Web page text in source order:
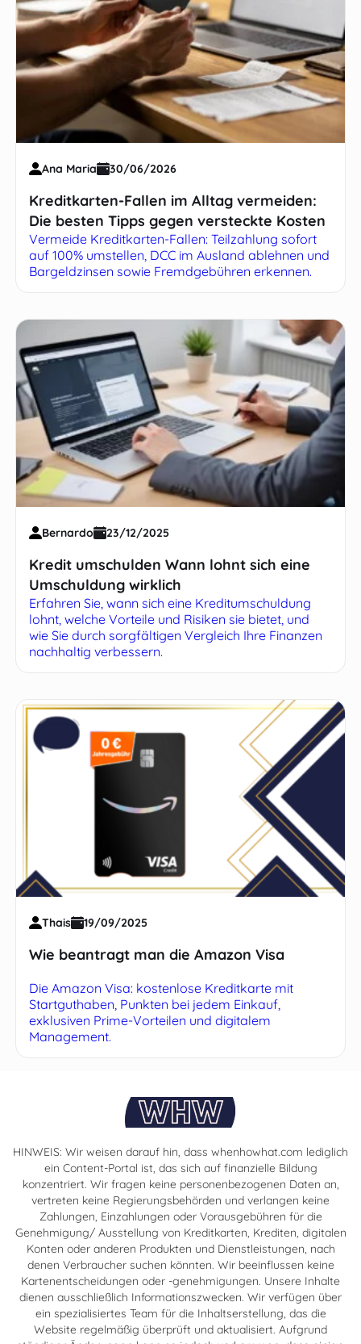
Ana Maria 30/06/2026
Kreditkarten-Fallen im Alltag vermeiden:
Die besten Tipps gegen versteckte Kosten
Vermeide Kreditkarten-Fallen: Teilzahlung sofort
auf 100% umstellen, DCC im Ausland ablehnen und
Bargeldzinsen sowie Fremdgebühren erkennen.
Bernardo 23/12/2025
Kredit umschulden Wann lohnt sich eine
Umschuldung wirklich
Erfahren Sie, wann sich eine Kreditumschuldung
lohnt, welche Vorteile und Risiken sie bietet, und
wie Sie durch sorgfältigen Vergleich Ihre Finanzen
nachhaltig verbessern.
Thais 19/09/2025
Wie beantragt man die Amazon Visa
Die Amazon Visa: kostenlose Kreditkarte mit
Startguthaben, Punkten bei jedem Einkauf,
exklusiven Prime-Vorteilen und digitalem
Management.
HINWEIS: Wir weisen darauf hin, dass whenhowhat.com lediglich
ein Content-Portal ist, das sich auf finanzielle Bildung
konzentriert. Wir fragen keine personenbezogenen Daten an,
vertreten keine Regierungsbehörden und verlangen keine
Zahlungen, Einzahlungen oder Vorausgebühren für die
Genehmigung/ Ausstellung von Kreditkarten, Krediten, digitalen
Konten oder anderen Produkten und Dienstleistungen, nach
denen Verbraucher suchen könnten. Wir beeinflussen keine
Kartenentscheidungen oder -genehmigungen. Unsere Inhalte
dienen ausschließlich Informationszwecken. Wir verfügen über
ein spezialisiertes Team für die Inhaltserstellung, das die
Website regelmäßig überprüft und aktualisiert. Aufgrund